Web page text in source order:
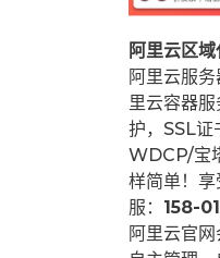
阿里云区
阿里云服
里云容器
护，SSL
WDCP/宝
样简单！
服： 158-
阿里云官